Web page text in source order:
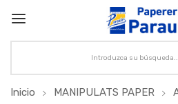
Inicio MANIPULATS PAPER